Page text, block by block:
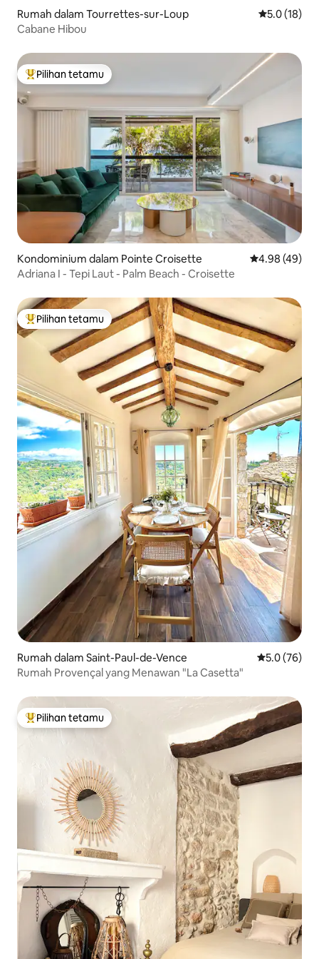
Rumah dalam Tourrettes-sur-Loup Penarafan
5.0 (18)
Cabane Hibou
Pilihan utama tetamu
Pilihan tetamu
Kondominium dalam Pointe Croisette Penarafan
4.98 (49)
Adriana I - Tepi Laut - Palm Beach - Croisette
Pilihan utama tetamu
Pilihan tetamu
Rumah dalam Saint-Paul-de-Vence Penarafan
5.0 (76)
Rumah Provençal yang Menawan "La Casetta"
Pilihan utama tetamu
Pilihan tetamu